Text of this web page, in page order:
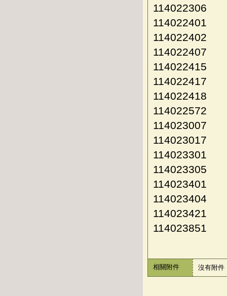
114022306
114022401
114022402
114022407
114022415
114022417
114022418
114022572
114023007
114023017
114023301
114023305
114023401
114023404
114023421
114023851
相關附件 沒有附件